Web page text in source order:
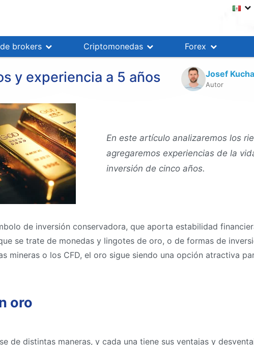
brokers Criptomonedas Forex
y experiencia a 5 años Josef
Autor
En este artículo analizaremos los
agregaremos experiencias de la
inversión de cinco años.
de inversión conservadora, que aporta estabilidad
se trate de monedas y lingotes de oro, o de formas de
mineras o los CFD, el oro sigue siendo una opción atractiva
oro
de distintas maneras, y cada una tiene sus ventajas y